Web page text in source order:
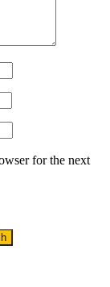
for the next